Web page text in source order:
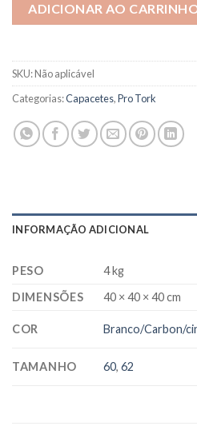
ADICIONAR AO
SKU:Não aplicável
Categorias:Capacetes,Pro Tork
INFORMAÇÃO ADICIONAL
PESO
4 kg
DIMENSÕES
40 × 40 × 40 cm
COR Branco/Carbon/
TAMANHO 60,62